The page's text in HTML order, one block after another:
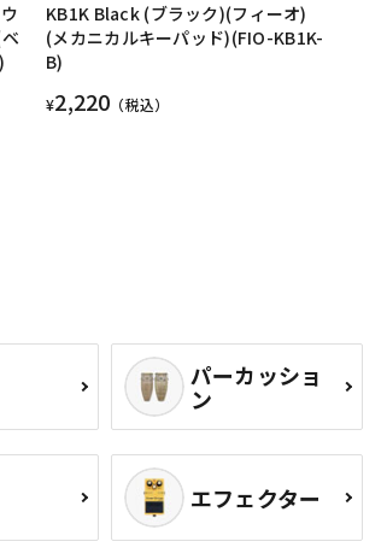
KB1K Black (ブラック)(フィーオ)
(メカニカルキーパッド)(FIO-KB1K-
B)
¥2,220 （税込）
パーカッショ
ン
エフェクター